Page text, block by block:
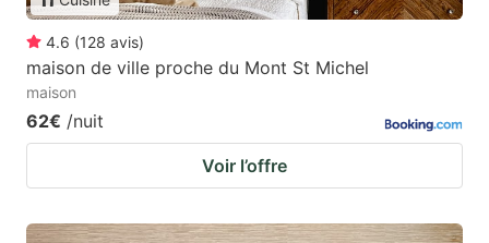
4.6 (128 avis)
maison de ville proche du Mont St Michel
maison
62€ /nuit
Voir l’offre